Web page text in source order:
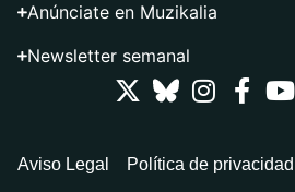
Anúnciate en Muzikalia
Newsletter semanal
Aviso Legal Política de privacidad